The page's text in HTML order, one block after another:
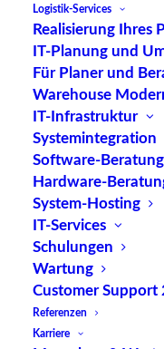
Logistik-Services
Realisierung Ihres
IT-Planung und
Für Planer und
Warehouse
IT-Infrastruktur
Systemintegration
Software-Beratung
Hardware-
System-Hosting
IT-Services
Schulungen
Wartung
Customer
Referenzen
Karriere
Gründe für
Frontend
immer
werden. Da
Weiterentwicklung
verkürzen sich
angepasst werden
Anpassungszyklen
nicht in gleichem
Frontend- und
Beginn an, lassen